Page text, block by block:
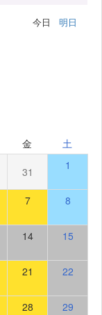
今日 明日
金 土
31 1
7 8
14 15
21 22
28 29